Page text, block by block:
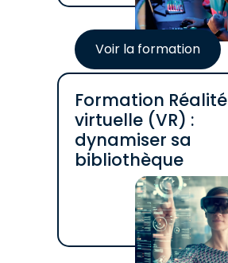
Voir la formation
Formation Réalité
virtuelle (VR) :
dynamiser sa
bibliothèque